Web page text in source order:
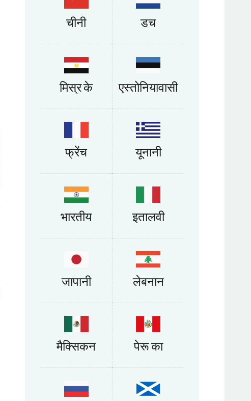
चीनी डच
मिस्र के एस्तोनियावासी
फ्रेंच यूनानी
भारतीय इतालवी
जापानी लेबनान
मैक्सिकन पेरू का